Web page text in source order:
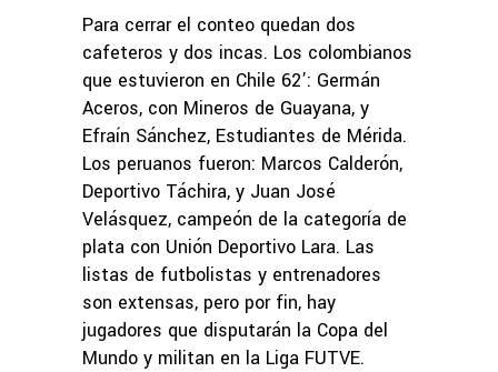
Para cerrar el conteo quedan dos
cafeteros y dos incas. Los colombianos
que estuvieron en Chile 62’: Germán
Aceros, con Mineros de Guayana, y
Efraín Sánchez, Estudiantes de Mérida.
Los peruanos fueron: Marcos Calderón,
Deportivo Táchira, y Juan José
Velásquez, campeón de la categoría de
plata con Unión Deportivo Lara. Las
listas de futbolistas y entrenadores
son extensas, pero por fin, hay
jugadores que disputarán la Copa del
Mundo y militan en la Liga FUTVE.